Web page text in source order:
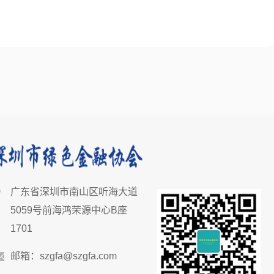
广东省深圳市南山区听海大道
5059号前海鸿荣源中心B座
1701
邮箱：szgfa@szgfa.com